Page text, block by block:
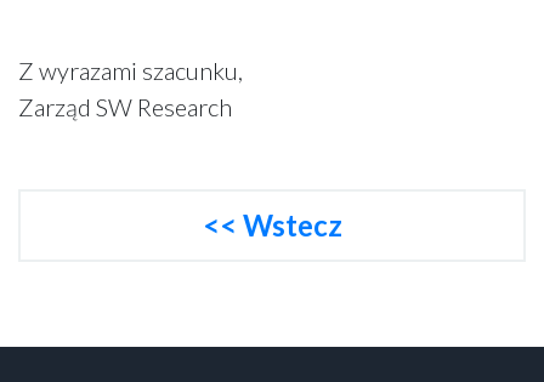
Z wyrazami szacunku,
Zarząd SW Research
<< Wstecz